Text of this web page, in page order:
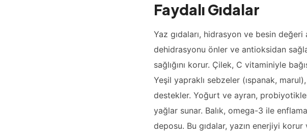
Faydalı Gıdalar
Yaz gıdaları, hidrasyon ve besin
dehidrasyonu önler ve antioksidan
sağlığını korur. Çilek, C vitaminiyle
Yeşil yapraklı sebzeler (ıspanak,
destekler. Yoğurt ve ayran,
yağlar sunar. Balık, omega-3 ile
deposu. Bu gıdalar, yazın enerjiyi